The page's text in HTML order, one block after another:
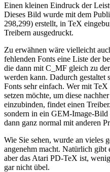
Einen kleinen Eindruck der
Dieses Bild wurde mit dem
298,299) erstellt, in TeX
Treibern ausgedruckt.
Zu erwähnen wäre vielleicht
fehlenden Fonts eine Liste der
die dann mit C_MF gleich zu
werden kann. Dadurch gestaltet
Fonts sehr einfach. Wer mit
setzen möchte, um diese
einzubinden, findet einen
sondern in ein GEM-Image-Bild
dann ganz normal mit anderen
Wie Sie sehen, wurde an vieles
angenehm macht. Natürlich gibt
aber das Atari PD-TeX ist,
gar nicht übel.